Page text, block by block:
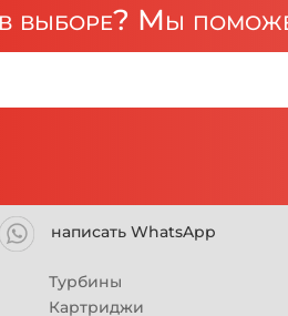
выборе? Мы
написать WhatsApp
Турбины
Картриджи